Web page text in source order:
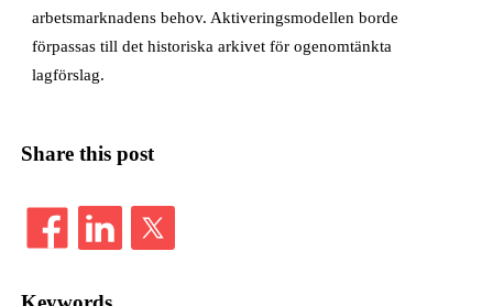
arbetsmarknadens behov. Aktiveringsmodellen borde
förpassas till det historiska arkivet för ogenomtänkta
lagförslag.
Share this post